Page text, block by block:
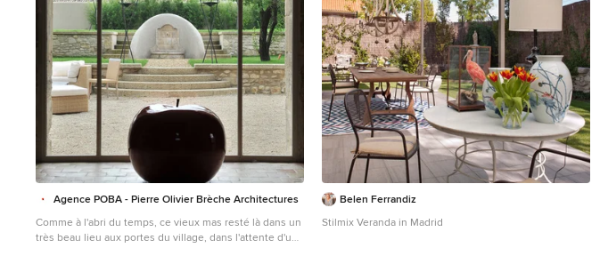
Agence POBA - Pierre Olivier Brèche Architectures
Comme à l'abri du temps, ce vieux mas resté là dans un
très beau lieu aux portes du village, dans l'attente d'une
Belen Ferrandiz
Stilmix Veranda in Madrid